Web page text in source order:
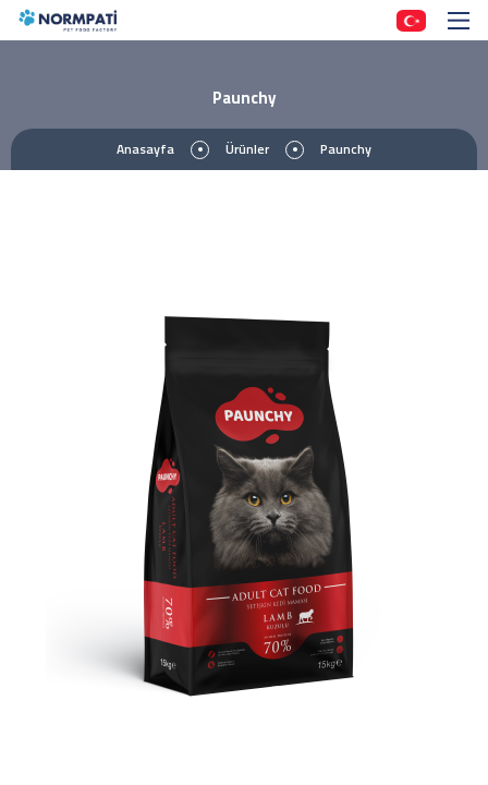
Paunchy
Anasayfa Ürünler Paunchy